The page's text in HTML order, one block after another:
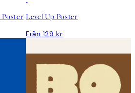
Poster Level Up Poster
Från 129 kr